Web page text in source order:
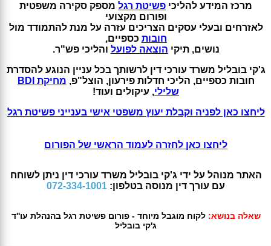
מרכז המידע להליכי פשיטת רגלמספק סקירה משפטית
ופורום מקצועי
לאזרחים ובעלי עסקים הצריכים עזרה על מנת להתמודד מול
חובות כספיים,
נושים, תיקי הוצאה לפועל והליכי פש"ר.
ג'קי בובליל משרד עורכי דין לרשותך בכל עניין הנוגע להסדרת
חובות כספיים, הליכי חדלות פירעון, הוצל"פ,
מחיקת BDI
שלילי, עיקולים ועוד!
ליחצו כאן לפניה וקבלת יעוץ משפטי אישי בענייני פשיטת רגל
ליחצו כאן לחזרה לעמוד הראשי של הפורום
האתר מנוהל על ידי ג'קי בובליל משרד עורכי דין ניתן לשוחח
עם עורך דין מנוסה בטלפון: 072-334-1001
שאלה בנושא: לקוח מוגבל מיוחד - פורום פשיטת רגל בהנהלת עו''ד
ג'קי בובליל